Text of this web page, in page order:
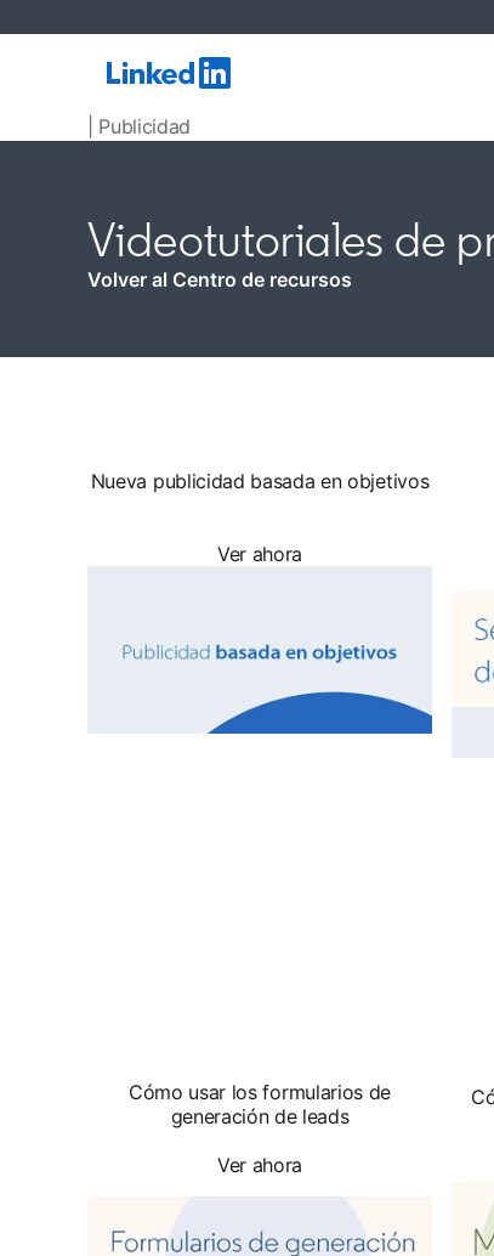
| Publicidad
Videotutoriales de
Volver al Centro de recursos
Nueva publicidad basada en objetivos
Ver ahora
Cómo usar los formularios de
generación de leads
Ver ahora